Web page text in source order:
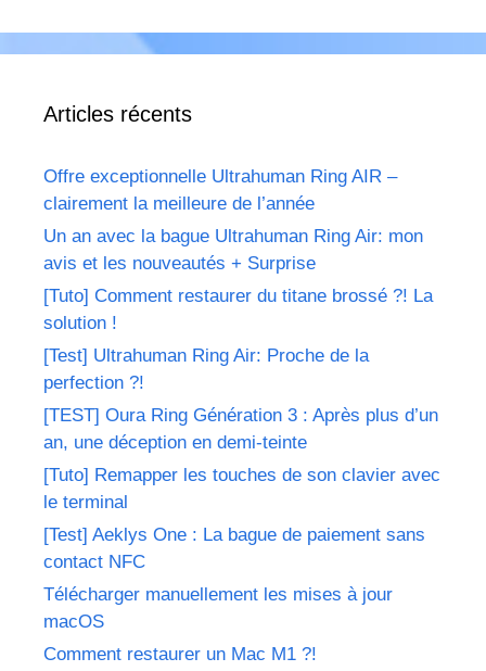
Articles récents
Offre exceptionnelle Ultrahuman Ring AIR –
clairement la meilleure de l’année
Un an avec la bague Ultrahuman Ring Air: mon
avis et les nouveautés + Surprise
[Tuto] Comment restaurer du titane brossé ?! La
solution !
[Test] Ultrahuman Ring Air: Proche de la
perfection ?!
[TEST] Oura Ring Génération 3 : Après plus d’un
an, une déception en demi-teinte
[Tuto] Remapper les touches de son clavier avec
le terminal
[Test] Aeklys One : La bague de paiement sans
contact NFC
Télécharger manuellement les mises à jour
macOS
Comment restaurer un Mac M1 ?!